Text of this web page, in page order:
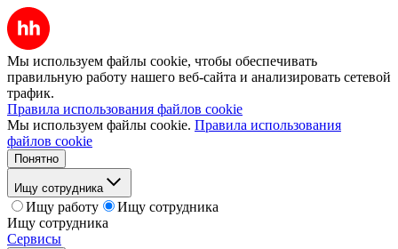
Мы используем файлы cookie, чтобы обеспечивать
правильную работу нашего веб-сайта и анализировать сетевой
трафик.
Правила использования файлов cookie
Мы используем файлы cookie. Правила использования
файлов cookie
Понятно
Ищу сотрудника
Ищу работу
Ищу сотрудника
Ищу сотрудника
Сервисы